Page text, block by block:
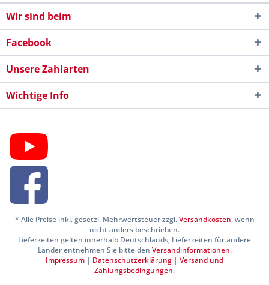
Wir sind beim
Facebook
Unsere Zahlarten
Wichtige Info
* Alle Preise inkl. gesetzl. Mehrwertsteuer zzgl.Versandkosten, wenn
nicht anders beschrieben.
Lieferzeiten gelten innerhalb Deutschlands, Lieferzeiten für andere
Länder entnehmen Sie bitte den Versandinformationen.
Impressum | Datenschutzerklärung | Versand und
Zahlungsbedingungen.